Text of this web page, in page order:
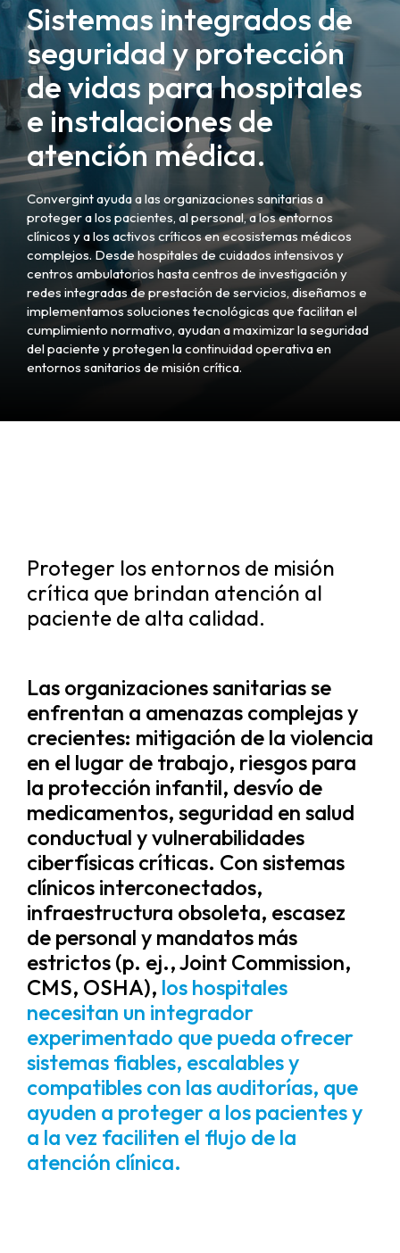
Sistemas integrados de
seguridad y protección
de vidas para hospitales
e instalaciones de
atención médica.
Convergint ayuda a las organizaciones sanitarias a
proteger a los pacientes, al personal, a los entornos
clínicos y a los activos críticos en ecosistemas médicos
complejos. Desde hospitales de cuidados intensivos y
centros ambulatorios hasta centros de investigación y
redes integradas de prestación de servicios, diseñamos e
implementamos soluciones tecnológicas que facilitan el
cumplimiento normativo, ayudan a maximizar la seguridad
del paciente y protegen la continuidad operativa en
entornos sanitarios de misión crítica.
Proteger los entornos de misión
crítica que brindan atención al
paciente de alta calidad.
Las organizaciones sanitarias se
enfrentan a amenazas complejas y
crecientes: mitigación de la violencia
en el lugar de trabajo, riesgos para
la protección infantil, desvío de
medicamentos, seguridad en salud
conductual y vulnerabilidades
ciberfísicas críticas. Con sistemas
clínicos interconectados,
infraestructura obsoleta, escasez
de personal y mandatos más
estrictos (p. ej., Joint Commission,
CMS, OSHA), los hospitales
necesitan un integrador
experimentado que pueda ofrecer
sistemas fiables, escalables y
compatibles con las auditorías, que
ayuden a proteger a los pacientes y
a la vez faciliten el flujo de la
atención clínica.